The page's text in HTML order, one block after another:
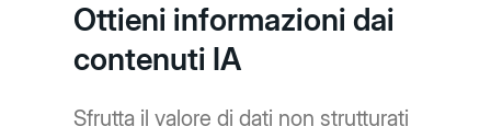
Ottieni informazioni dai
contenuti IA
Sfrutta il valore di dati non strutturati